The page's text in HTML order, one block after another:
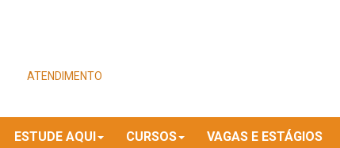
ATENDIMENTO
ESTUDE AQUI CURSOS VAGAS E ESTÁGIOS